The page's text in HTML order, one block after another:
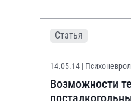
Статья
14.05.14 |
Возможности